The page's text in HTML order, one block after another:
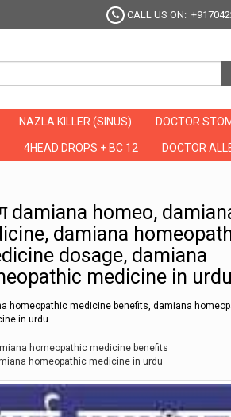
CALL US ON:
NAZLA KILLER (SINUS) DOCTOR
4HEAD DROPS + BC 12 DOCTOR
damiana homeo,
damiana
dosage, damiana
medicine in urdu
homeopathic medicine benefits, damiana
in urdu
homeopathic medicine benefits
homeopathic medicine in urdu